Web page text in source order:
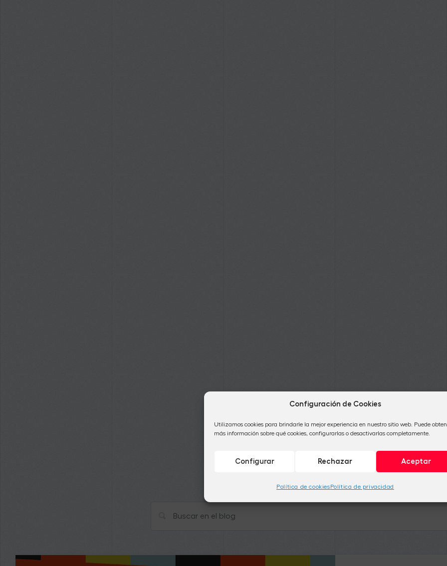
Configuración de Cookies
Utilizamos cookies para brindarle la mejor experiencia en nuestro sitio web. Puede
más información sobre qué cookies, configurarlas o desactivarlas completamente.
Aceptar
Rechazar
Configurar
Política de cookiesPolítica de privacidad